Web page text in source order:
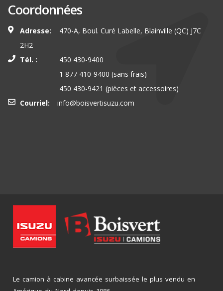
Coordonnées
Adresse:
470-A, Boul. Curé Labelle, Blainville (QC) J7C
2H2
Tél. :
450 430-9400
1 877 410-9400 (sans frais)
450 430-9421 (pièces et accessoires)
Courriel:
info@boisvertisuzu.com
Le camion à cabine avancée surbaissée le plus vendu en